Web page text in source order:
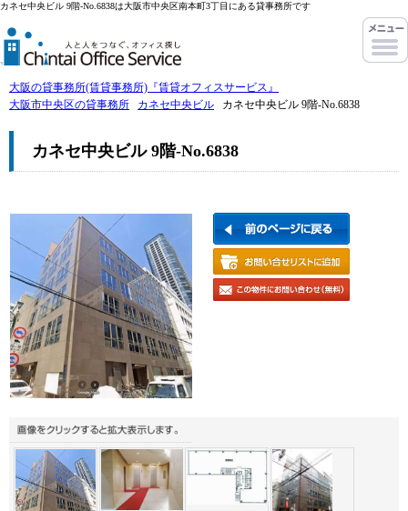
カネセ中央ビル 9階-No.6838は大阪市中央区南本町3丁目にある貸事務所です
大阪の貸事務所(賃貸事務所)『賃貸オフィスサービス』
大阪市中央区の貸事務所
カネセ中央ビル カネセ中央ビル 9階-No.6838
カネセ中央ビル 9階-No.6838